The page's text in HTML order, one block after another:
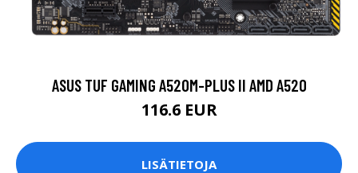
ASUS TUF GAMING A520M-PLUS II AMD A520
116.6 EUR
LISÄTIETOJA